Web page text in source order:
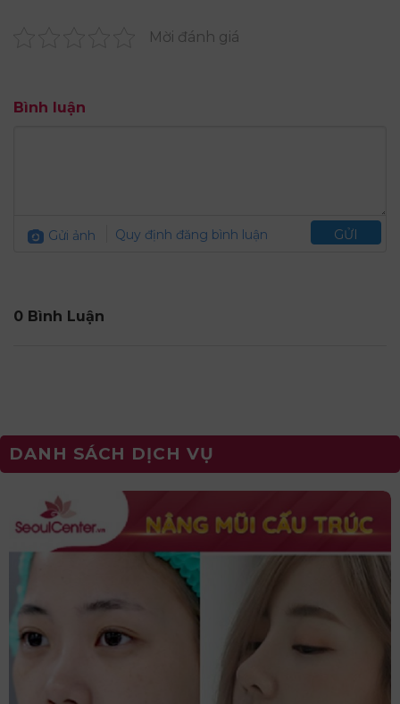
Mời đánh giá
Bình luận
Gửi ảnh Quy định đăng bình luận GỬI
0 Bình Luận
DANH SÁCH DỊCH VỤ